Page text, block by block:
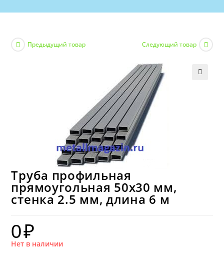
Предыдущий товар Следующий товар
Труба профильная
прямоугольная 50х30 мм,
стенка 2.5 мм, длина 6 м
0₽
Нет в наличии